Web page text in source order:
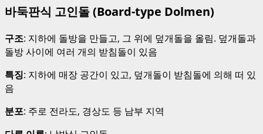
바둑판식 고인돌 (Board-type Dolmen)
구조: 지하에 돌방을 만들고, 그 위에 덮개돌을 올림. 덮개돌과
돌방 사이에 여러 개의 받침돌이 있음
특징: 지하에 매장 공간이 있고, 덮개돌이 받침돌에 의해 떠 있
음
분포: 주로 전라도, 경상도 등 남부 지역